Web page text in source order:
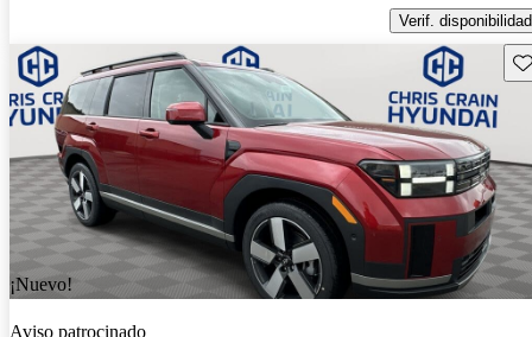
Verif. disponibilidad
¡Nuevo!
Aviso patrocinado